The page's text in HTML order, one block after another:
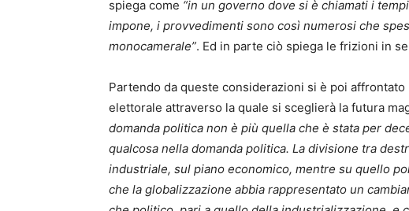
spiega come “in un governo dove si è chiamati i
impone, i provvedimenti sono così numerosi che
monocamerale”. Ed in parte ciò spiega le frizioni in
Partendo da queste considerazioni si è poi
elettorale attraverso la quale si sceglierà la futura
domanda politica non è più quella che è stata per
qualcosa nella domanda politica. La divisione tra
industriale, sul piano economico, mentre su quello
che la globalizzazione abbia rappresentato un